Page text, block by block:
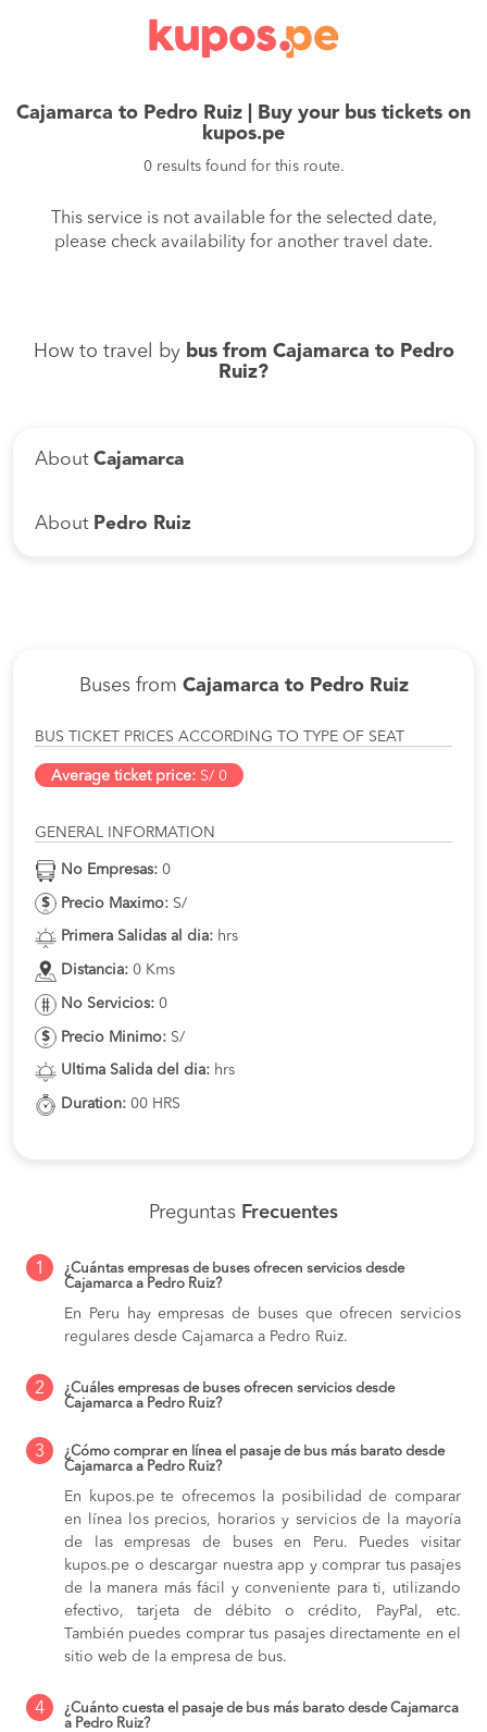
Cajamarca to Pedro Ruiz | Buy your bus tickets on
kupos.pe
0 results found for this route.
This service is not available for the selected date,
please check availability for another travel date.
How to travel by bus from Cajamarca to Pedro
Ruiz?
About Cajamarca
About Pedro Ruiz
Buses from Cajamarca to Pedro Ruiz
BUS TICKET PRICES ACCORDING TO TYPE OF SEAT
Average ticket price: S/ 0
GENERAL INFORMATION
No Empresas: 0
Precio Maximo: S/
Primera Salidas al dia: hrs
Distancia: 0 Kms
No Servicios: 0
Precio Minimo: S/
Ultima Salida del dia: hrs
Duration: 00 HRS
Preguntas Frecuentes
1
¿Cuántas empresas de buses ofrecen servicios desde
Cajamarca a Pedro Ruiz?
En Peru hay empresas de buses que ofrecen servicios
regulares desde Cajamarca a Pedro Ruiz.
2
¿Cuáles empresas de buses ofrecen servicios desde
Cajamarca a Pedro Ruiz?
3
¿Cómo comprar en línea el pasaje de bus más barato desde
Cajamarca a Pedro Ruiz?
En kupos.pe te ofrecemos la posibilidad de comparar
en línea los precios, horarios y servicios de la mayoría
de las empresas de buses en Peru. Puedes visitar
kupos.pe o descargar nuestra app y comprar tus pasajes
de la manera más fácil y conveniente para ti, utilizando
efectivo, tarjeta de débito o crédito, PayPal, etc.
También puedes comprar tus pasajes directamente en el
sitio web de la empresa de bus.
4
¿Cuánto cuesta el pasaje de bus más barato desde Cajamarca
a Pedro Ruiz?